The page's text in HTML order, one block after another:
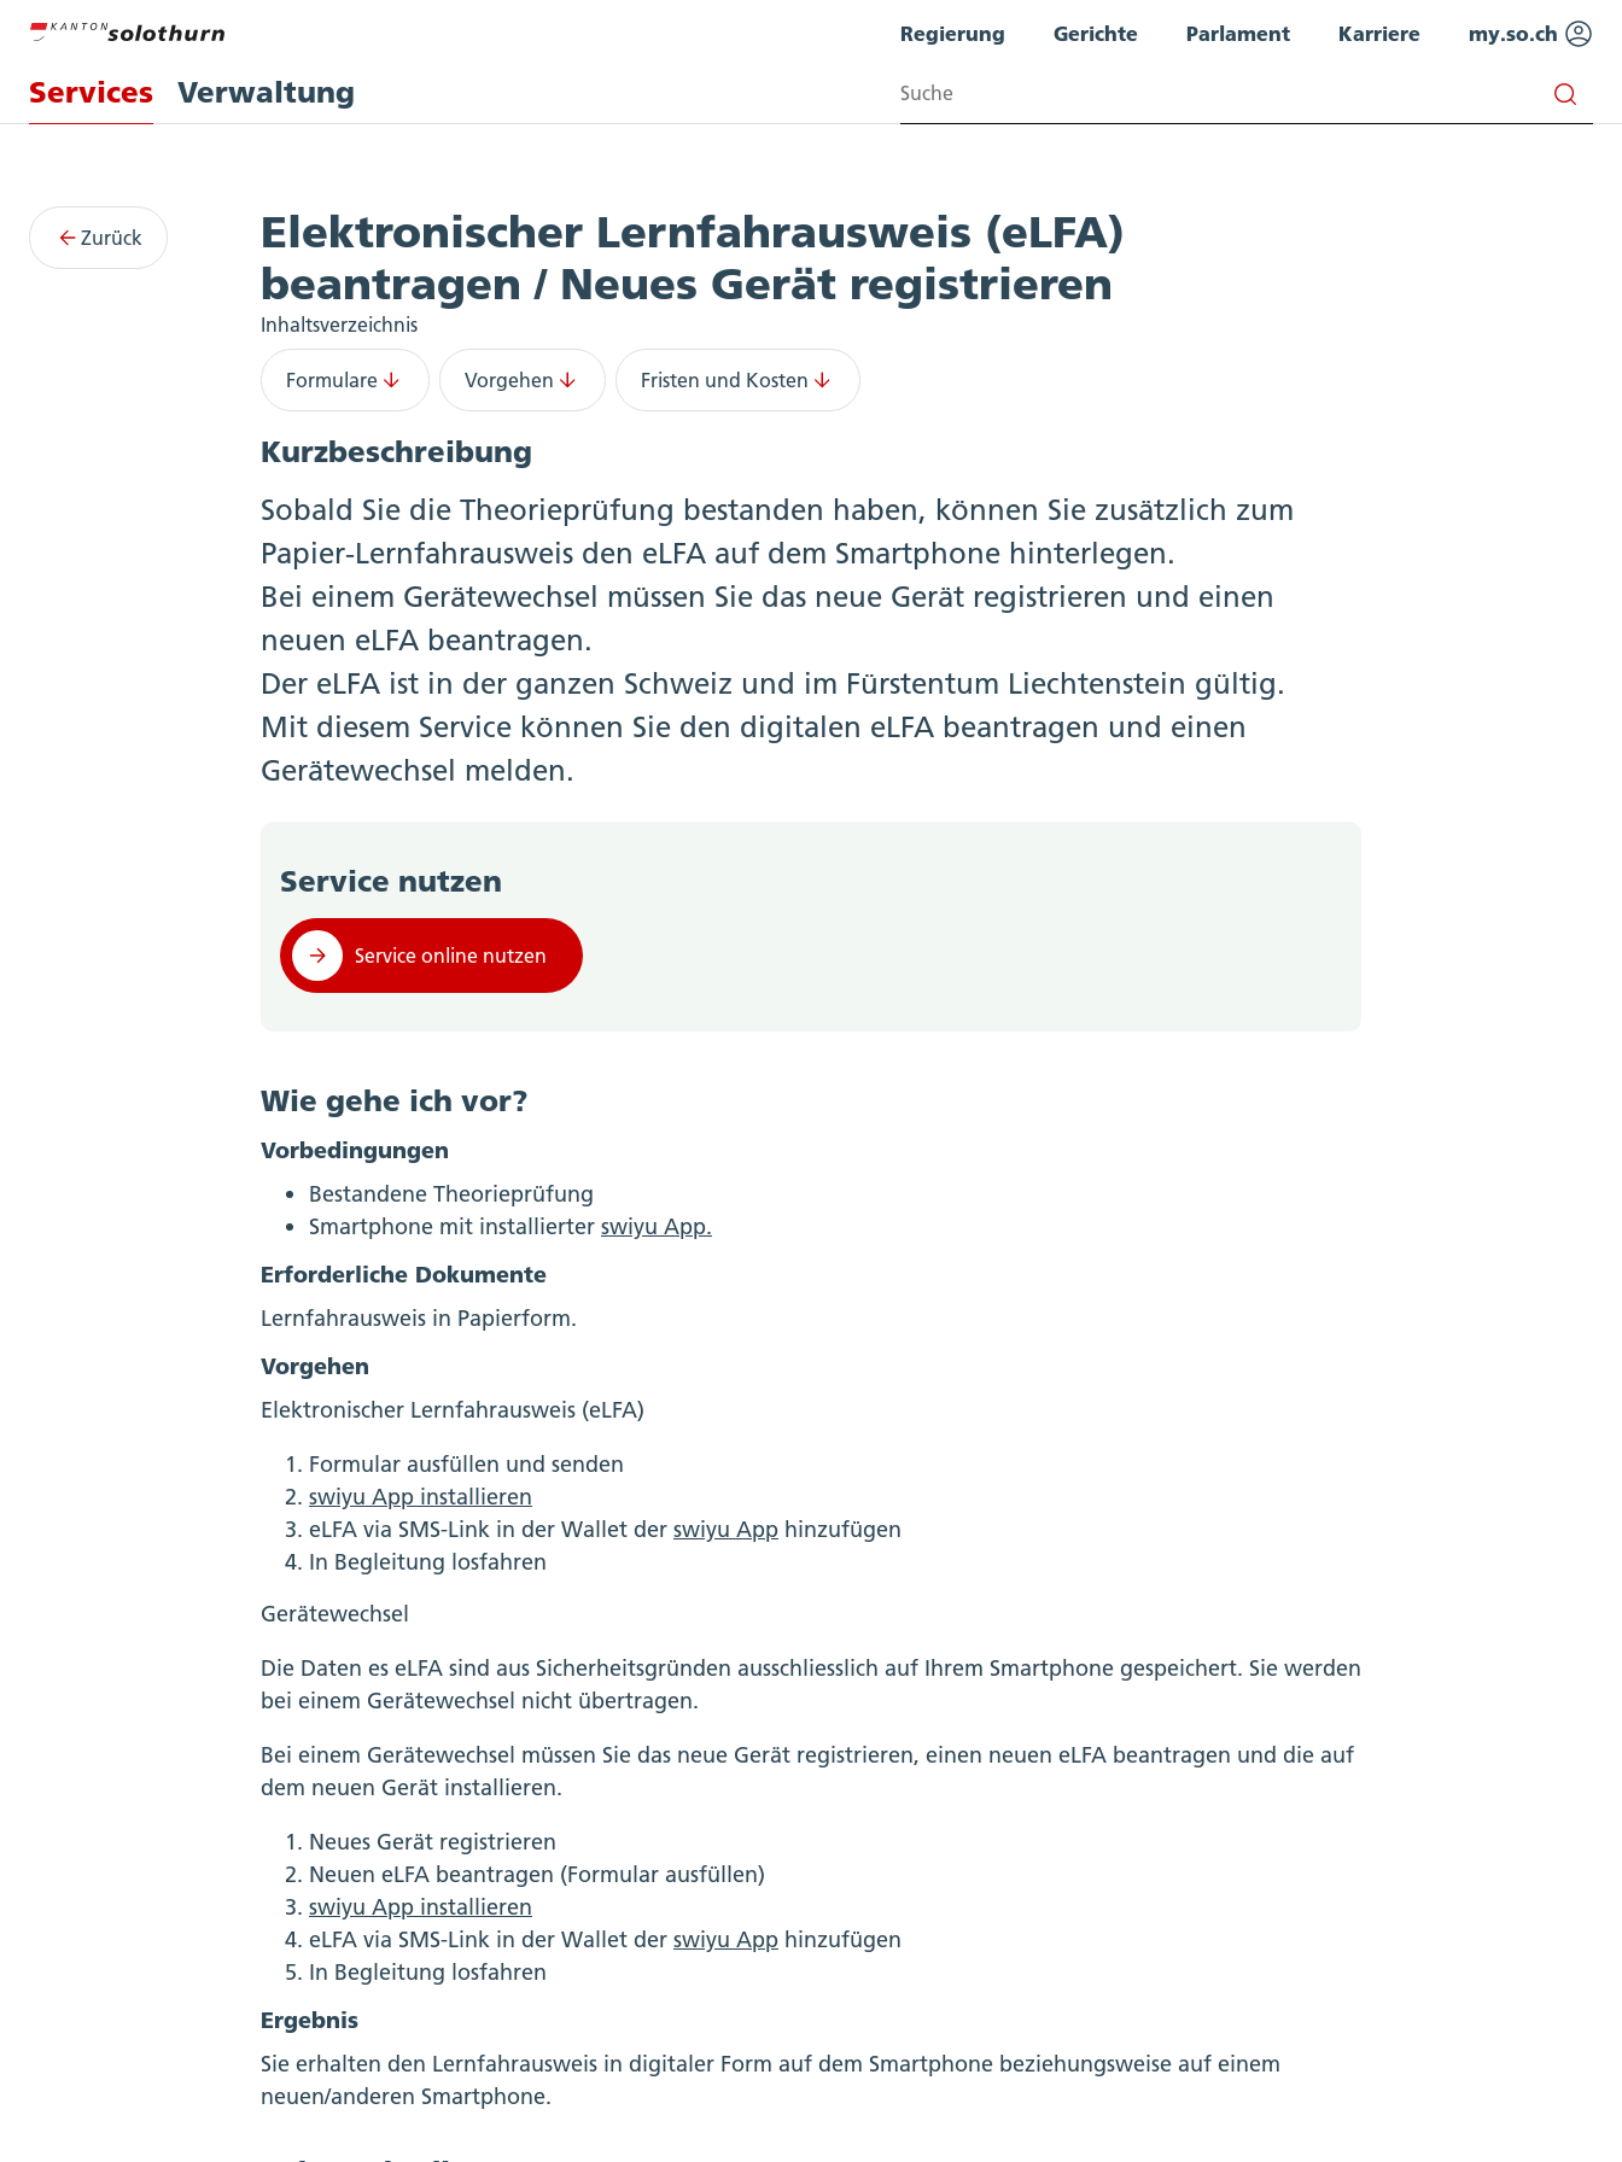
Services Verwaltung
Regierung Gerichte Parlament Karriere my.so.ch
Suchen
Services
Zurück
Elektronischer Lernfahrausweis (eLFA)
beantragen / Neues Gerät registrieren
Inhaltsverzeichnis
Formulare Vorgehen Fristen und Kosten
Kurzbeschreibung
Sobald Sie die Theorieprüfung bestanden haben, können Sie zusätzlich zum
Papier-Lernfahrausweis den eLFA auf dem Smartphone hinterlegen.
Bei einem Gerätewechsel müssen Sie das neue Gerät registrieren und einen
neuen eLFA beantragen.
Der eLFA ist in der ganzen Schweiz und im Fürstentum Liechtenstein gültig.
Mit diesem Service können Sie den digitalen eLFA beantragen und einen
Gerätewechsel melden.
Service nutzen
Service online nutzen
Wie gehe ich vor?
Vorbedingungen
Bestandene Theorieprüfung
Smartphone mit installierter swiyu App.
Erforderliche Dokumente
Lernfahrausweis in Papierform.
Vorgehen
Elektronischer Lernfahrausweis (eLFA)
Formular ausfüllen und senden
swiyu App installieren
eLFA via SMS-Link in der Wallet der swiyu App hinzufügen
In Begleitung losfahren
Gerätewechsel
Die Daten es eLFA sind aus Sicherheitsgründen ausschliesslich auf Ihrem Smartphone gespeichert. Sie werden
bei einem Gerätewechsel nicht übertragen.
Bei einem Gerätewechsel müssen Sie das neue Gerät registrieren, einen neuen eLFA beantragen und die auf
dem neuen Gerät installieren.
Neues Gerät registrieren
Neuen eLFA beantragen (Formular ausfüllen)
swiyu App installieren
eLFA via SMS-Link in der Wallet der swiyu App hinzufügen
In Begleitung losfahren
Ergebnis
Sie erhalten den Lernfahrausweis in digitaler Form auf dem Smartphone beziehungsweise auf einem
neuen/anderen Smartphone.